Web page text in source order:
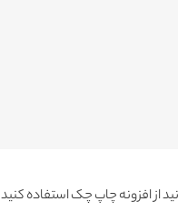
افزونه چاپ چک استفاده